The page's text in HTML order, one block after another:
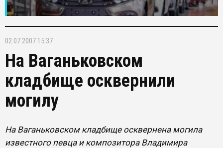
02.07.2007 15:37
На Ваганьковском
кладбище осквернили
могилу
На Ваганьковском кладбище осквернена могила
известного певца и композитора Владимира